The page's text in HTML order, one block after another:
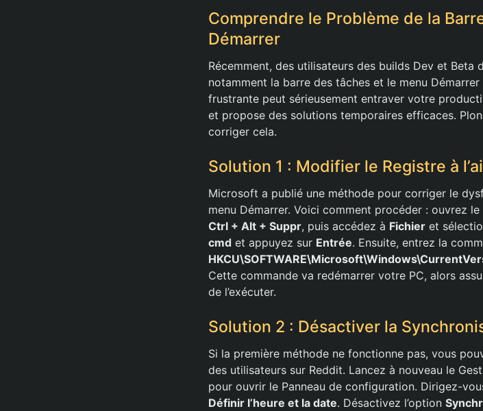
Comprendre le Problème de la
Démarrer
Récemment, des utilisateurs des builds Dev et Beta
notamment la barre des tâches et le menu
frustrante peut sérieusement entraver votre
et propose des solutions temporaires efficaces.
corriger cela.
Solution 1 : Modifier le Registre à
Microsoft a publié une méthode pour corriger le
menu Démarrer. Voici comment procéder : ouvrez
Ctrl + Alt + Suppr, puis accédez à Fichier et
cmd et appuyez sur Entrée. Ensuite, entrez la
Cette commande va redémarrer votre PC, alors
de l’exécuter.
Solution 2 : Désactiver la
Si la première méthode ne fonctionne pas, vous
des utilisateurs sur Reddit. Lancez à nouveau le
pour ouvrir le Panneau de configuration. Dirigez-
Définir l’heure et la date. Désactivez l’option